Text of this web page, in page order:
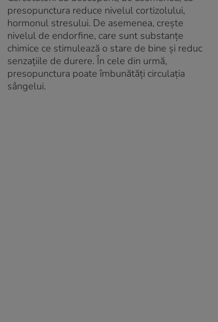
presopunctura reduce nivelul cortizolului,
hormonul stresului. De asemenea, crește
nivelul de endorfine, care sunt substanțe
chimice ce stimulează o stare de bine și reduc
senzațiile de durere. În cele din urmă,
presopunctura poate îmbunătăți circulația
sângelui.